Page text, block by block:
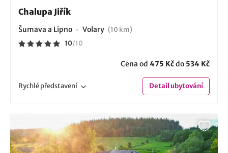
Chalupa Jiřík
Šumava a Lipno Volary (10 km)
10/10
Cena od 475 Kčdo 534 Kč
Rychlépředstavení Detailubytování